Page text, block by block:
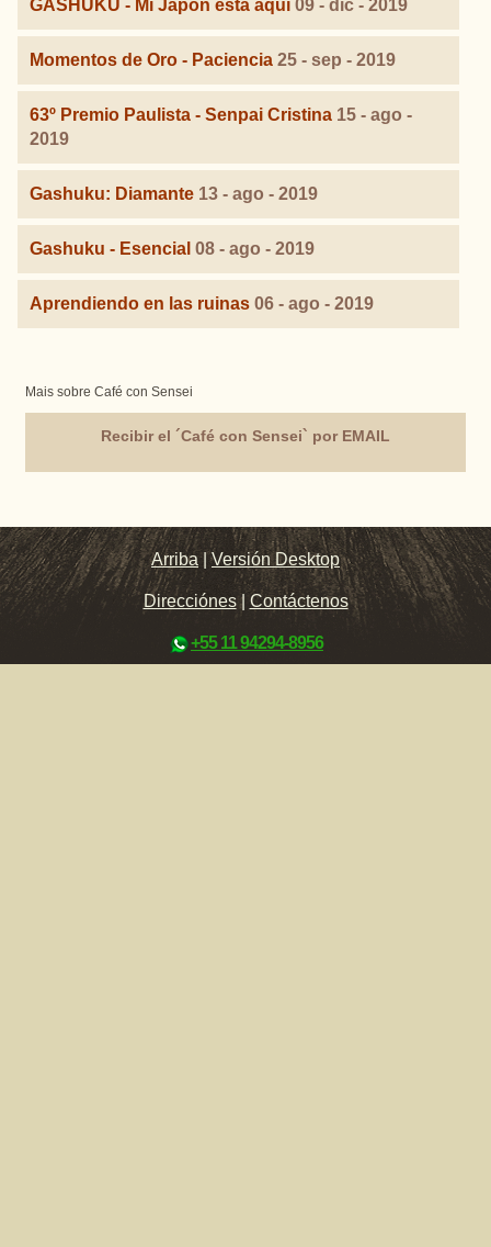
GASHUKU - Mi Japón está aquí 09 - dic - 2019
Momentos de Oro - Paciencia 25 - sep - 2019
63º Premio Paulista - Senpai Cristina 15 - ago -
2019
Gashuku: Diamante 13 - ago - 2019
Gashuku - Esencial 08 - ago - 2019
Aprendiendo en las ruinas 06 - ago - 2019
Mais sobre Café con Sensei
Recibir el ´Café con Sensei` por EMAIL
Arriba |Versión Desktop
Direcciónes| Contáctenos
+55 11 94294-8956